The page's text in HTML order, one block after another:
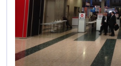
山梨県甲府市にて「うなぎ
今月は特にうなぎを食べる機会
曜日は山梨県甲府市のお店「う